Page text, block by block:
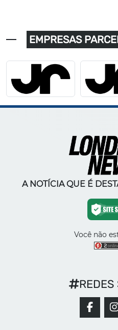
EMPRESAS
A NOTÍCIA QUE É
Você não
REDES